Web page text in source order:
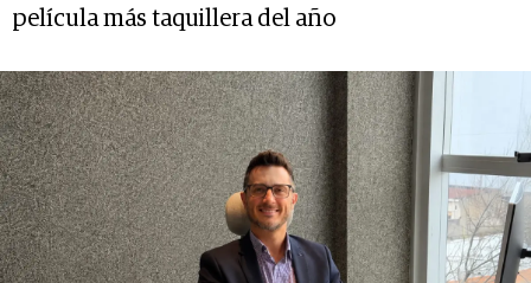
película más taquillera del año